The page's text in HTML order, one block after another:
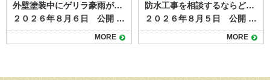
外壁塗装中にゲリラ豪雨が降ったら？工事への影響と対応方法
２０２６年８月６日 公開 夏場を中心に増えているゲリラ豪雨は、外壁塗装工事にも大きな影響を与えます。 短時間で強い雨が降ると、塗料の仕上がり不良や工期の延長につながるため、現場では慎重な判断が求められます。 本記事では、突然の雨が外壁塗装工事に与える影響と、業者が行う対策について解説します。 目次ゲリラ豪雨が工事に与える影響塗料の密着不良色ムラや白化現象工期の延長施工業者が行う雨対策天気予報の細かなチェック塗装前の作業判断養生やシートでの防護工事中にゲリラ豪雨が降った場合の流れ施主ができる心構えまとめ ゲリラ豪雨が工事に与える影響 工事中のゲリラ豪雨が与える仕上がりや耐久性への影響を確認しておきましょう。 塗料の密着不良 塗装面が濡れた状態で塗料が付着すると、乾燥後に剥がれやすくなります。特に下塗り前や塗料の乾燥途中に雨が降ると、仕上がりや耐久性に影響します。 色ムラや白化現象 塗料が完全に乾く前に雨水が付着すると、表面が白っぽく濁ったり色ムラが発生します。この状態になると塗り直しが必要です。 工期の延長 ゲリラ豪雨は予測が難しいため、作業を中断したり翌日以降に工程をずらすことがあります。乾燥時間の確保も必要なため、予定より工期が伸びる場合があります。 施工業者が行う雨対策 塗装工事の施工業者は、天気予報によって、 ①雨が降り出すまで作業し、降ってきたらすぐに中断する ②１日中降りそうなので、最初から今日の作業を中止する のいずれかの判断をします。 ゲリラ豪雨などお天気の具合は、予報を見ていてもなかなか予測がつきづらいものですが、施工業者は事前に次のような対策を行って、急な雨に備えています。 天気予報の細かなチェック 近年は1時間単位のピンポイント予報が利用でき、工事前や休憩時間にも確認して作業スケジュールを調整します。 塗装前の作業判断 雨雲レーダーで豪雨の可能性が高い場合は、塗装工程を行わず、養生や下地調整など雨の影響を受けにくい作業に切り替えます。 養生やシートでの防護 作業中に急な雨が降った際は、足場のメッシュシートやビニールで塗装面を覆い、雨水の付着を防ぎます。 工事中にゲリラ豪雨が降った場合の流れ 塗装工事中にゲリラ豪雨に見舞われた場合には、次のように対応するのが一般的です。 作業を即時中断し、塗装面を雨から守る 雨が止んだら塗装面の水分を拭き取り、乾燥を確認 必要に応じて、部分的に再塗装を実施 乾燥状態が確保できない場合は翌日以降に作業を延期 塗料は余分な水分が混ざると耐久性や仕上がりに影響ができます。乾燥前に雨にあたらないようにすることと、作業を再開する際には、雨の影響を確認し、必要に応じて再塗装するなど修正が必要になります。 乾燥時間をしっかりとり、次の工程に移るためにも、雨の日やその翌日はしっかりと時間をとりますので、工期が伸びることもあります。 施主ができる心構え ゲリラ豪雨に限らず、天候が塗装工事に与える影響について事前に知っておくと、不安にならずに過ごすことができます。 夏場や梅雨時期は、工期が天候に左右されやすいことを理解する 工期延長があっても無理に急がせず、品質重視で進めてもらう 工事前の打ち合わせで「雨天時の対応方針」を確認しておく など、「家の外の工事は天気次第。さらに塗装は雨の影響を受け耐久性や仕上がりにも影響がある」ことを知っておきましょう。 まとめ 外壁塗装は天候の影響を大きく受ける工事です。ゲリラ豪雨が発生すると作業が中断され、工期が延びることもありますが、品質を守るためには必要な判断です。信頼できる業者であれば、天候を見極めながら安全かつ丁寧に作業を進めてくれます。 雨天時の対応は、塗装工程の進み具合や、今どんなことを行っているかによっても個々のケースで異なります。 実際に工事をしている場合は、施工店に「雨の場合の作業はどうなるのか」事前に確認しておくとよいでしょう。
MORE
防水工事を相談するならどこに？状況別の相談先と選び方
２０２６年８月５日 公開 屋上やベランダの防水層が劣化すると、雨漏りや建物内部の腐食につながります。そのため定期的なメンテナンスや必要な補修工事が必要になりますが、いざ防水工事を検討するとなると、「どこに相談すればよいのか分からない」という方は多いのではないでしょうか。 スムーズで意味のある防水工事を行うためには、相談先の選び方も大切です。 今回は、防水工事の相談先とその特徴を整理します。 目次防水工事の主な相談先防水工事専門業者外壁塗装・屋根工事業者ハウスメーカー・工務店管理会社（マンション・アパートの場合）防水工事の状況別のおすすめ相談先戸建住宅で雨漏りが発生している場合外壁や屋根の塗装時期と重なっている場合新築から数年以内の場合マンションやアパートの屋上防水相談前に準備しておくこと防水工事のご相談は塗り達！ 防水工事の主な相談先 防水工事の施工ができる業者や相談できる先として、次のようなところがあげられます。 防水工事専門業者 最も直接的で専門的な知識を持っているのが防水工事専門業者です。ウレタン防水、シート防水、FRP防水など各工法の特徴や費用感、耐用年数を具体的に説明してもらえます。 また、現地調査後に複数の工法を比較提案してくれる業者も多く、選択肢を広く持てます。 外壁塗装・屋根工事業者 防水工事を取り扱う塗装店や屋根業者もあります。外壁や屋根のメンテナンスと同時に依頼できるため、足場の共用で費用を抑えられる場合があります。ただし、防水専門ではない場合もあるため、施工実績や担当職人の資格を確認しましょう。 ハウスメーカー・工務店 新築時に依頼したハウスメーカーや工務店も相談先のひとつです。もともとの施工方法や、下地の種類、過去の施工履歴を把握しているため、適切な修繕方法を提案してもらえる可能性があります。ただし、下請け業者を通すため中間マージンが発生し、費用が割高になることがあります。 管理会社（マンション・アパートの場合） 集合住宅であれば、施工店へ直接連絡せず、まずは管理会社や管理組合に相談するのが基本です。共用部分の防水工事は所有者単独では決定できないため、調査や見積もりの手配も管理会社が行います。 防水工事の状況別のおすすめ相談先 防水工事は全面改修や部分改修のほか、表面のトップコートだけ塗り替える場合、雨漏りしていて下地事取り換える必要がる場合など、様々なケースがあります。下記に、事例を挙げておススメの相談先をご紹介します。 戸建住宅で雨漏りが発生している場合 防水工事専門業者に直接相談し、現地調査で原因を特定してもらうのが早道です。防水工事の補修のほか、雨漏り補修が必要になります。雨漏り専門店なども相談先になるでしょう。 外壁や屋根の塗装時期と重なっている場合 外壁塗装業者や屋根工事業者にまとめて依頼すると、塗装用に組む足場を使えるのでコストダウンになります。塗装工事店でも防水工事を扱っている施工店があるので、確認してみましょう。 新築から数年以内の場合 保証期間内であればハウスメーカーに相談し、無償修繕が可能か確認します。防水工事は５～１０年ほどの耐久性があるため、築後数年であれば、初期不良の可能性があります。 マンションやアパートの屋上防水 管理会社・管理組合経由で計画的に工事を進める必要があります。一戸だけ部分的な補修が必要になるケースもあれば、建物全体で一度にメンテナンスした方がよい場合もあります。ベランダやバルコニーの防水面に不安があれば、直接施工店に相談せず、まずは管理組合などへ連絡してみましょう。 相談前に準備しておくこと 防水工事のメンテナンスを相談する際には次のようなことをまとめて準備しておくと話がスムーズになります。 雨漏りや水たまりなどの症状がいつから発生しているか 範囲や程度が分かる写真 過去の修繕履歴や保証書 特に、過去に修繕したことがある場合は契約書や見積書などを見せられるとよいでしょう。 防水工事のご相談は塗り達！ 防水工事の相談先は状況や建物の種類によって異なります。戸建住宅であれば防水専門業者や塗装店、集合住宅なら管理会社を通すのが基本です。 どこに相談する場合でも、複数社から見積もりを取り、提案内容や保証期間を比較検討することが、後悔しない防水工事につながります。 塗り達では、塗装工事に加えて防水工事の施工も行っています。塗装工事と一緒の施工も可能ですし、防水工事のみの工事も承ります。まずはお気軽にご相談ください。
MORE